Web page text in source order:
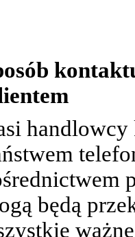
handlowcy
będą